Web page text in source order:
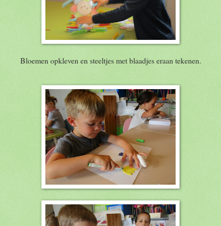
Bloemen opkleven en steeltjes met blaadjes eraan tekenen.